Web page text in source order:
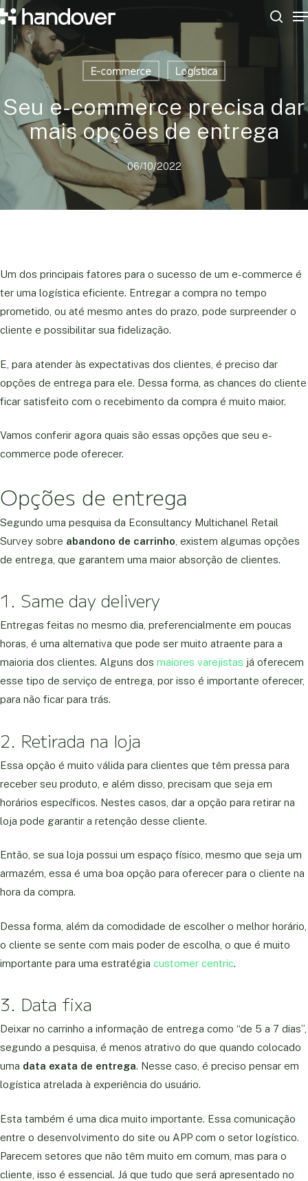
Skip
to
main
content
E-commerce Logística
Seu e-commerce precisa dar
mais opções de entrega
06/10/2022
Um dos principais fatores para o sucesso de um e-commerce é
ter uma logística eficiente. Entregar a compra no tempo
prometido, ou até mesmo antes do prazo, pode surpreender o
cliente e possibilitar sua fidelização.
E, para atender às expectativas dos clientes, é preciso dar
opções de entrega para ele. Dessa forma, as chances do cliente
ficar satisfeito com o recebimento da compra é muito maior.
Vamos conferir agora quais são essas opções que seu e-
commerce pode oferecer.
Opções de entrega
Segundo uma pesquisa da Econsultancy Multichanel Retail
Survey sobre abandono de carrinho , existem algumas opções
de entrega, que garantem uma maior absorção de clientes.
1. Same day delivery
Entregas feitas no mesmo dia, preferencialmente em poucas
horas, é uma alternativa que pode ser muito atraente para a
maioria dos clientes. Alguns dosmaiores varejistas já oferecem
esse tipo de serviço de entrega, por isso é importante oferecer,
para não ficar para trás.
2. Retirada na loja
Essa opção é muito válida para clientes que têm pressa para
receber seu produto, e além disso, precisam que seja em
horários específicos. Nestes casos, dar a opção para retirar na
loja pode garantir a retenção desse cliente.
Então, se sua loja possui um espaço físico, mesmo que seja um
armazém, essa é uma boa opção para oferecer para o cliente na
hora da compra.
Dessa forma, além da comodidade de escolher o melhor horário,
o cliente se sente com mais poder de escolha, o que é muito
importante para uma estratégiacustomer centric.
3. Data fixa
Deixar no carrinho a informação de entrega como “de 5 a 7 dias”,
segundo a pesquisa, é menos atrativo do que quando colocado
uma data exata de entrega. Nesse caso, é preciso pensar em
logística atrelada à experiência do usuário.
Esta também é uma dica muito importante. Essa comunicação
entre o desenvolvimento do site ou APP com o setor logístico.
Parecem setores que não têm muito em comum, mas para o
cliente, isso é essencial. Já que tudo que será apresentado no